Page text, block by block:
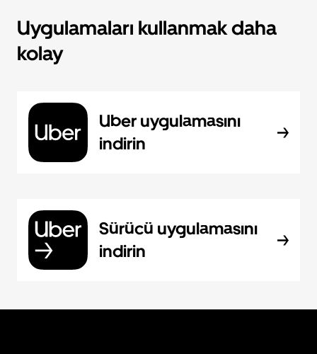
Uygulamaları kullanmak daha
kolay
Uber uygulamasını
indirin
Sürücü uygulamasını
indirin